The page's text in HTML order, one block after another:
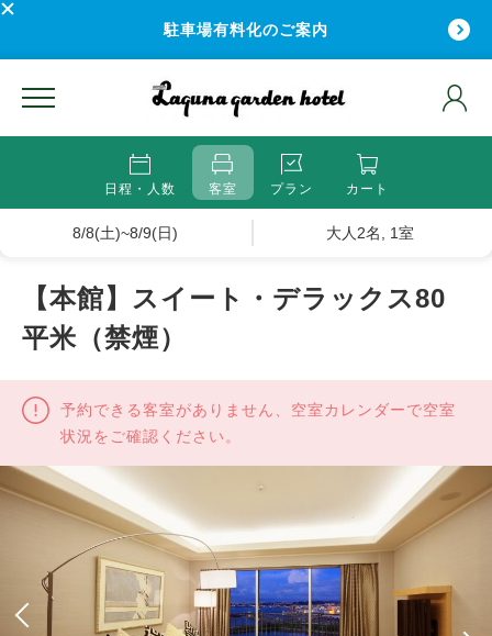
駐車場有料化のご案内
日程・人数 客室 プラン カート
8/8(土)~8/9(日) 大人2名, 1室
【本館】スイート・デラックス80
平米（禁煙）
予約できる客室がありません、空室カレンダーで空室
状況をご確認ください。